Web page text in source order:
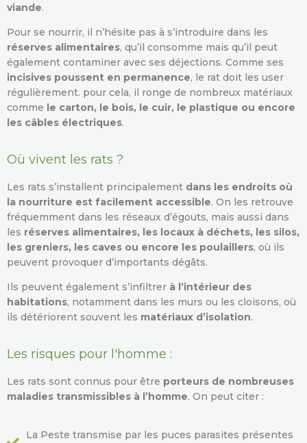
viande.
Pour se nourrir, il n’hésite pas à s’introduire dans les
réserves alimentaires, qu’il consomme mais qu’il peut
également contaminer avec ses déjections. Comme ses
incisives poussent en permanence, le rat doit les user
régulièrement. pour cela, il ronge de nombreux matériaux
comme le carton, le bois, le cuir, le plastique ou encore
les câbles électriques.
Où vivent les rats ?
Les rats s’installent principalement dans les endroits où
la nourriture est facilement accessible. On les retrouve
fréquemment dans les réseaux d’égouts, mais aussi dans
les réserves alimentaires, les locaux à déchets, les silos,
les greniers, les caves ou encore les poulaillers, où ils
peuvent provoquer d’importants dégâts.
Ils peuvent également s’infiltrer à l’intérieur des
habitations, notamment dans les murs ou les cloisons, où
ils détériorent souvent les matériaux d’isolation.
Les risques pour l'homme :
Les rats sont connus pour être porteurs de nombreuses
maladies transmissibles à l’homme. On peut citer :
La Peste transmise par les puces parasites présentes